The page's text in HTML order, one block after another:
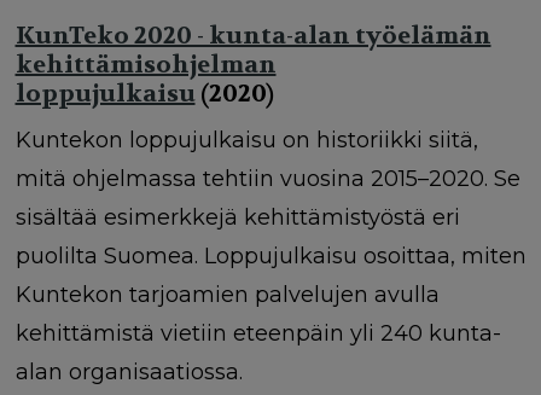
KunTeko 2020 - kunta-alan työelämän
kehittämisohjelman
loppujulkaisu(2020)
Kuntekon loppujulkaisu on historiikki siitä,
mitä ohjelmassa tehtiin vuosina 2015–2020. Se
sisältää esimerkkejä kehittämistyöstä eri
puolilta Suomea. Loppujulkaisu osoittaa, miten
Kuntekon tarjoamien palvelujen avulla
kehittämistä vietiin eteenpäin yli 240 kunta-
alan organisaatiossa.